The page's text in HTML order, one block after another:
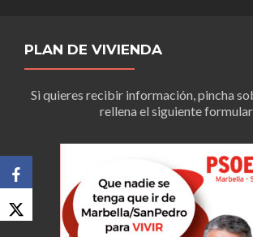
PLAN DE VIVIENDA
Si quieres recibir información, pincha
rellena el siguiente